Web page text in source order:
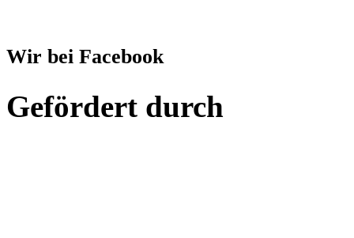
Wir bei Facebook
Gefördert durch